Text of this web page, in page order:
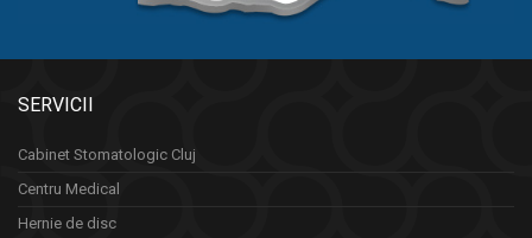
SERVICII
Cabinet Stomatologic Cluj
Centru Medical
Hernie de disc